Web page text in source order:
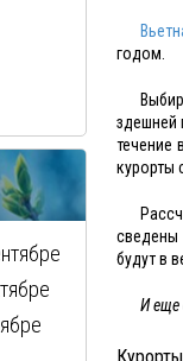
годом.
здешней
течение
курорты
сведены
будут в
И еще